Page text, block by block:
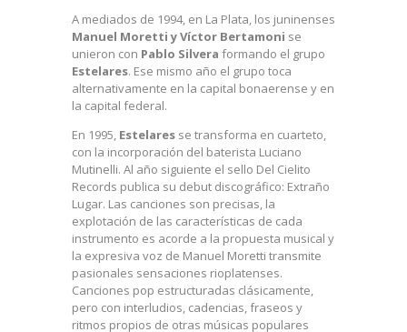
A mediados de 1994, en La Plata, los juninenses
Manuel Moretti y Víctor Bertamoni se
unieron con Pablo Silvera formando el grupo
Estelares. Ese mismo año el grupo toca
alternativamente en la capital bonaerense y en
la capital federal.
En 1995, Estelares se transforma en cuarteto,
con la incorporación del baterista Luciano
Mutinelli. Al año siguiente el sello Del Cielito
Records publica su debut discográfico: Extraño
Lugar. Las canciones son precisas, la
explotación de las características de cada
instrumento es acorde a la propuesta musical y
la expresiva voz de Manuel Moretti transmite
pasionales sensaciones rioplatenses.
Canciones pop estructuradas clásicamente,
pero con interludios, cadencias, fraseos y
ritmos propios de otras músicas populares